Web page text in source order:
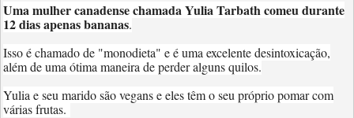
Uma mulher canadense chamada Yulia Tarbath comeu durante
12 dias apenas bananas.
Isso é chamado de "monodieta" e é uma excelente desintoxicação,
além de uma ótima maneira de perder alguns quilos.
Yulia e seu marido são vegans e eles têm o seu próprio pomar com
várias frutas.